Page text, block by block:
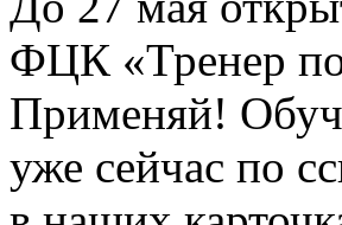
ФЦК «Тренер по
Применяй!
уже сейчас по